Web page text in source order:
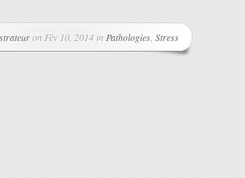
on Fév 10, 2014 inPathologies, Stress